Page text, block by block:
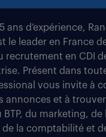
ans d’expérience,
le leader en France
recrutement en CDI
Présent dans
vous invite à
annonces et à
BTP, du marketing,
de la comptabilité et